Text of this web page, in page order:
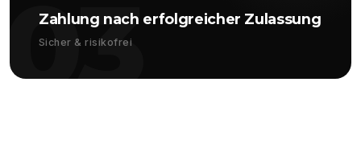
03
Zahlung nach erfolgreicher Zulassung
Sicher & risikofrei